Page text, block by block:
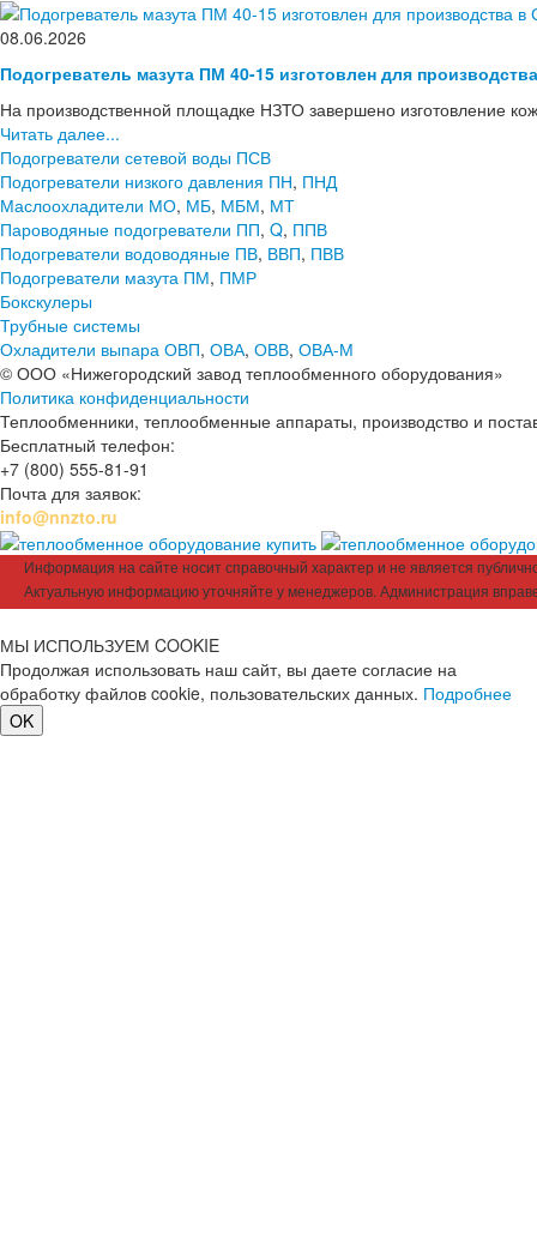
08.06.2026
Подогреватель мазута ПМ 40-15 изготовлен для
На производственной площадке НЗТО завершено изготовление
Читать далее...
Подогреватели сетевой воды ПСВ
Подогреватели низкого давления ПН, ПНД
Маслоохладители МО, МБ, МБМ, МТ
Пароводяные подогреватели ПП, Q, ППВ
Подогреватели водоводяные ПВ, ВВП, ПВВ
Подогреватели мазута ПМ, ПМР
Бокскулеры
Трубные системы
Охладители выпара ОВП, ОВА, ОВВ, ОВА-М
© ООО «Нижегородский завод теплообменного оборудования»
Политика конфиденциальности
Теплообменники, теплообменные аппараты, производство и
Бесплатный телефон:
+7 (800) 555-81-91
Почта для заявок:
info@nnzto.ru
Информация на сайте носит справочный характер и не является
Актуальную информацию уточняйте у менеджеров. Администрация
МЫ ИСПОЛЬЗУЕМ COOKIE
Продолжая использовать наш сайт, вы даете согласие на
обработку файлов cookie, пользовательских данных. Подробнее
OK